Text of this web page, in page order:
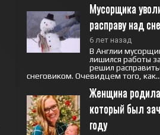
Мусорщика
расправу над
6 лет назад
В Англии
лишился работы
решил
снеговиком. Очевидцем того, как...
Женщина
который был
году